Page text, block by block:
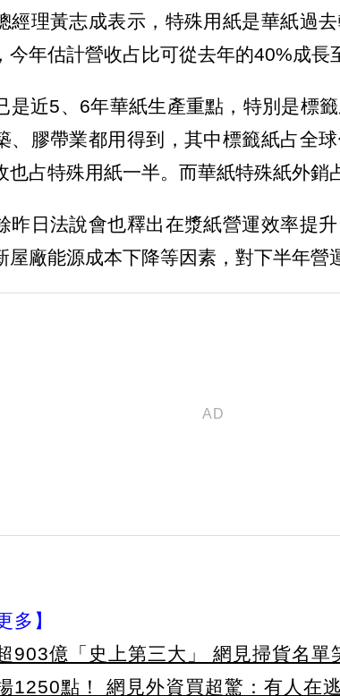
經理黃志成表示，特殊用紙是華紙過
今年估計營收占比可從去年的40%成長
是近5、6年華紙生產重點，特別是標籤
、膠帶業都用得到，其中標籤紙占全球
也占特殊用紙一半。而華紙特殊紙外銷
昨日法說會也釋出在漿紙營運效率提
屋廠能源成本下降等因素，對下半年營
多】
903億「史上第三大」 網見掃貨名單
1250點！ 網見外資買超驚：有人在逃